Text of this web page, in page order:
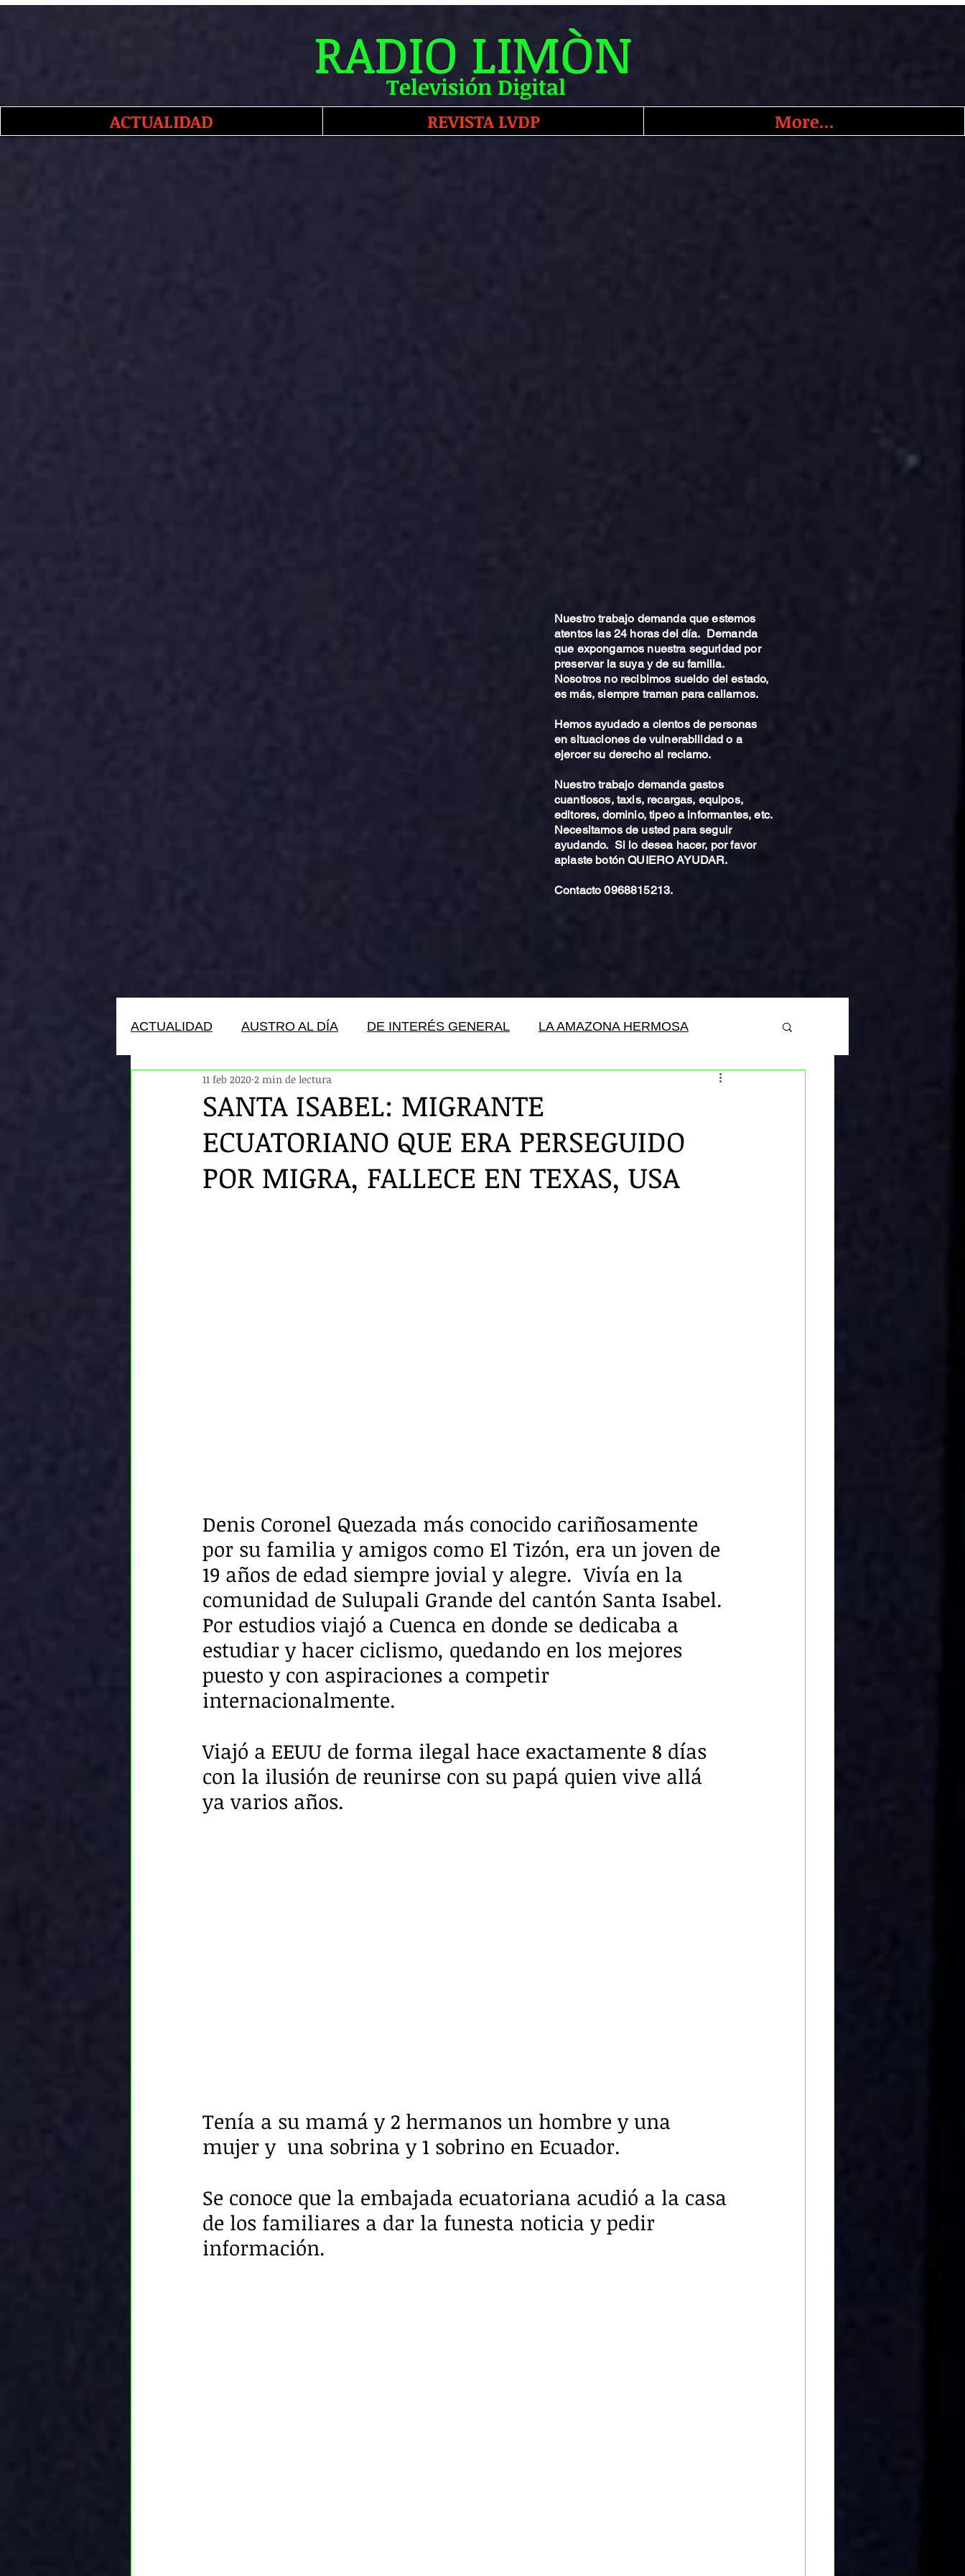
Nuestro trabajo demanda que estemos
atentos las 24 horas del día. Demanda
que expongamos nuestra seguridad por
preservar la suya y de su familia.
Nosotros no recibimos sueldo del estado,
es más, siempre traman para callarnos.
Hemos ayudado a cientos de personas
en situaciones de vulnerabilidad o a
ejercer su derecho al reclamo.
Nuestro trabajo demanda gastos
cuantiosos, taxis, recargas, equipos,
editores, dominio, tipeo a informantes, etc.
Necesitamos de usted para seguir
ayudando. Si lo desea hacer, por favor
aplaste botón QUIERO AYUDAR.
Contacto 0968815213.
ACTUALIDAD AUSTRO AL DÍA DE INTERÉS GENERAL LA AMAZONA HERMOSA
HUMANOS DEL ECUADOR
SANTA ISABEL: MIGRANTE
ECUATORIANO QUE ERA PERSEGUIDO
POR MIGRA, FALLECE EN TEXAS, USA
11 feb 2020 2 min de lectura
Denis Coronel Quezada más conocido cariñosamente
por su familia y amigos como El Tizón, era un joven de
19 años de edad siempre jovial y alegre.  Vivía en la
comunidad de Sulupali Grande del cantón Santa Isabel.
Por estudios viajó a Cuenca en donde se dedicaba a
estudiar y hacer ciclismo, quedando en los mejores
puesto y con aspiraciones a competir
internacionalmente.
Viajó a EEUU de forma ilegal hace exactamente 8 días
con la ilusión de reunirse con su papá quien vive allá
ya varios años.
Tenía a su mamá y 2 hermanos un hombre y una
mujer y  una sobrina y 1 sobrino en Ecuador.
Se conoce que la embajada ecuatoriana acudió a la casa
de los familiares a dar la funesta noticia y pedir
información.
Televisión Digital
RADIO LIMÒN
ACTUALIDAD REVISTA LVDP More...